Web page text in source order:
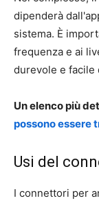
dipenderà
sistema. È
frequenza e ai
durevole e facile
Un elenco più
possono essere
Usi del
I connettori per